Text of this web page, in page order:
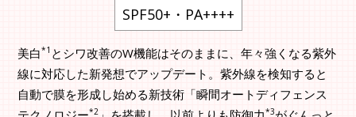
SPF50+・PA++++
美白*1 とシワ改善のW機能はそのままに、年々強くなる紫外
線に対応した新発想でアップデート。紫外線を検知すると
自動で膜を形成し始める新技術「瞬間オートディフェンス
*2 *3